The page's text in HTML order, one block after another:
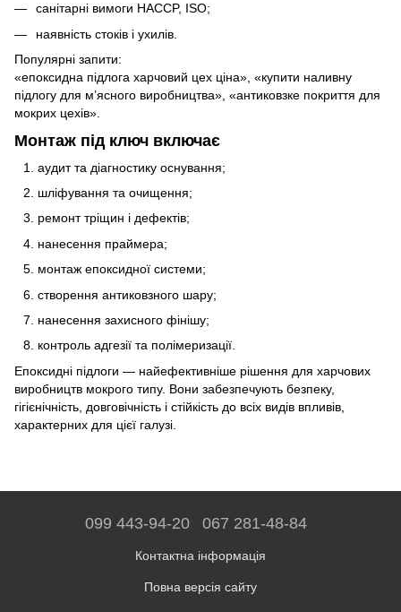
санітарні вимоги HACCP, ISO;
наявність стоків і ухилів.
Популярні запити:
«епоксидна підлога харчовий цех ціна», «купити наливну
підлогу для м’ясного виробництва», «антиковзке покриття для
мокрих цехів».
Монтаж під ключ включає
аудит та діагностику оснування;
шліфування та очищення;
ремонт тріщин і дефектів;
нанесення праймера;
монтаж епоксидної системи;
створення антиковзного шару;
нанесення захисного фінішу;
контроль адгезії та полімеризації.
Епоксидні підлоги — найефективніше рішення для харчових
виробництв мокрого типу. Вони забезпечують безпеку,
гігієнічність, довговічність і стійкість до всіх видів впливів,
характерних для цієї галузі.
099 443-94-20 067 281-48-84
Контактна інформація
Повна версія сайту